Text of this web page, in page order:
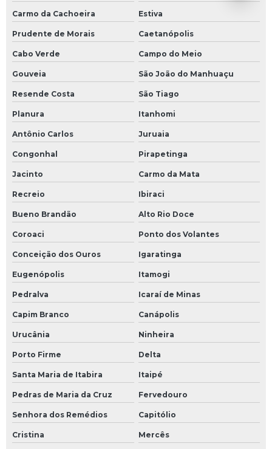
Carmo da Cachoeira Estiva
Prudente de Morais Caetanópolis
Cabo Verde Campo do Meio
Gouveia São João do Manhuaçu
Resende Costa São Tiago
Planura Itanhomi
Antônio Carlos Juruaia
Congonhal Pirapetinga
Jacinto Carmo da Mata
Recreio Ibiraci
Bueno Brandão Alto Rio Doce
Coroaci Ponto dos Volantes
Conceição dos Ouros Igaratinga
Eugenópolis Itamogi
Pedralva Icaraí de Minas
Capim Branco Canápolis
Urucânia Ninheira
Porto Firme Delta
Santa Maria de Itabira Itaipé
Pedras de Maria da Cruz Fervedouro
Senhora dos Remédios Capitólio
Cristina Mercês